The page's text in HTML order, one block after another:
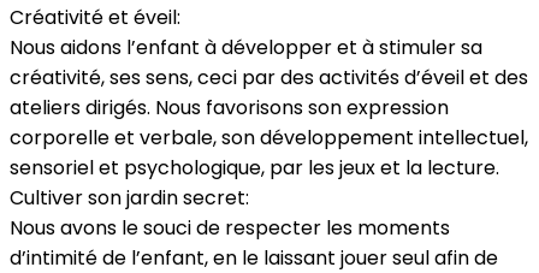
Créativité et éveil:
Nous aidons l’enfant à développer et à stimuler sa
créativité, ses sens, ceci par des activités d’éveil et des
ateliers dirigés. Nous favorisons son expression
corporelle et verbale, son développement intellectuel,
sensoriel et psychologique, par les jeux et la lecture.
Cultiver son jardin secret:
Nous avons le souci de respecter les moments
d’intimité de l’enfant, en le laissant jouer seul afin de